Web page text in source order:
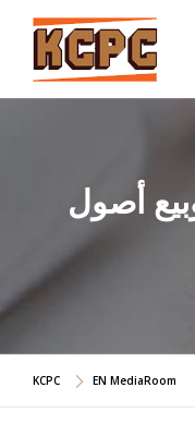
Skip
content
أصول
KCPC EN MediaRoom